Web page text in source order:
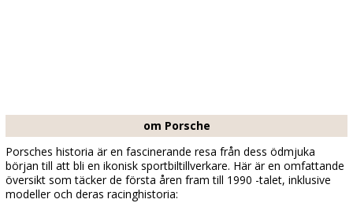
om Porsche
Porsches historia är en fascinerande resa från dess ödmjuka
början till att bli en ikonisk sportbiltillverkare. Här är en omfattande
översikt som täcker de första åren fram till 1990 -talet, inklusive
modeller och deras racinghistoria: